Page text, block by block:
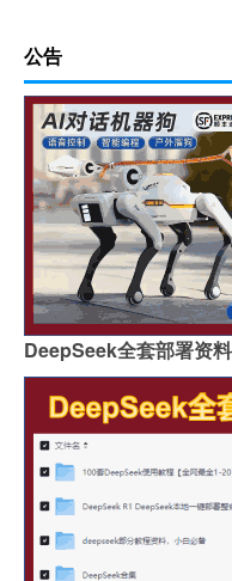
公告
DeepSeek全套部署资